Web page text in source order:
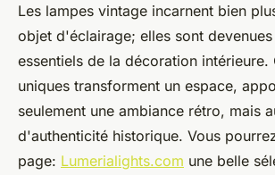
Les lampes vintage incarnent bien
objet d'éclairage; elles sont
essentiels de la décoration intérieure.
uniques transforment un espace,
seulement une ambiance rétro, mais
d'authenticité historique. Vous
page: Lumerialights.com une belle